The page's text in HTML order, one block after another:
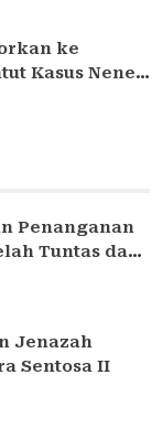
ke
Kasus Nenek
Penanganan
Tuntas dan
Jenazah
Sentosa II